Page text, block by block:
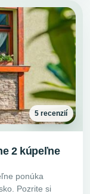
5 recenzií
2 kúpeľne
ponúka
Pozrite si